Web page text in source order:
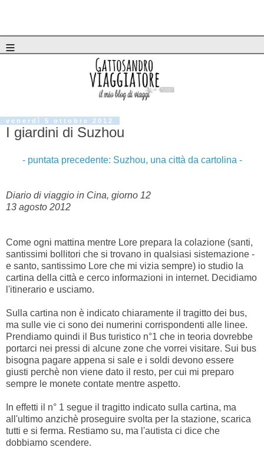
≡
venerdì 5 ottobre 2012
I giardini di Suzhou
- puntata precedente: Suzhou, una città da cartolina -
Diario di viaggio in Cina, giorno 12
13 agosto 2012
Come ogni mattina mentre Lore prepara la colazione (santi,
santissimi bollitori che si trovano in qualsiasi sistemazione -
e santo, santissimo Lore che mi vizia sempre) io studio la
cartina della città e cerco informazioni in internet. Decidiamo
l'itinerario e usciamo.
Sulla cartina non è indicato chiaramente il tragitto dei bus,
ma sulle vie ci sono dei numerini corrispondenti alle linee.
Prendiamo quindi il Bus turistico n°1 che in teoria dovrebbe
portarci nei pressi di alcune zone che vorrei visitare. Sui bus
bisogna pagare appena si sale e i soldi devono essere
giusti perchè non viene dato il resto, per cui mi preparo
sempre le monete contate mentre aspetto.
In effetti il n° 1 segue il tragitto indicato sulla cartina, ma
all'ultimo anzichè proseguire svolta per la stazione, scarica
tutti e si ferma. Restiamo su, ma l'autista ci dice che
dobbiamo scendere.